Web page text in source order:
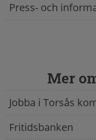
Press- och
Mer
Jobba i Torsås
Fritidsbanken